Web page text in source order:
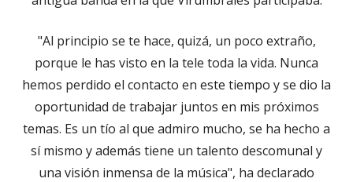
"Al principio se te hace, quizá, un poco extraño,
porque le has visto en la tele toda la vida. Nunca
hemos perdido el contacto en este tiempo y se dio la
oportunidad de trabajar juntos en mis próximos
temas. Es un tío al que admiro mucho, se ha hecho a
sí mismo y además tiene un talento descomunal y
una visión inmensa de la música", ha declarado